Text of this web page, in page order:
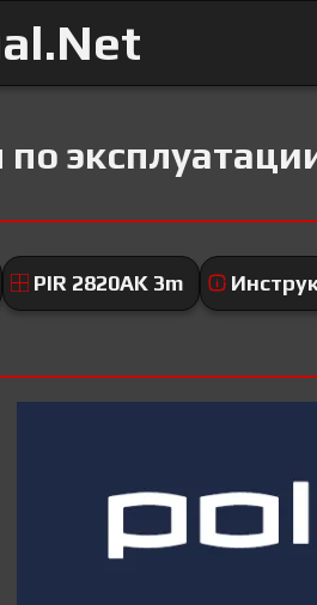
PIR 2820AK 3m